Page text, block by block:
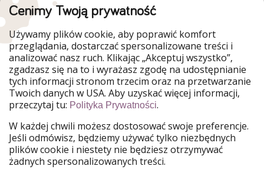
WakacyjniPiraci są częścią Grupy HolidayPirates
Nasze rynki
PiratinViaggio
HolidayPirates
VakantiePiraten
VoyagesPirates
Ferienpiraten
Urlaubspiraten
Urlaubspiraten
ViajerosPiratas
TravelPirates
Nasza grupa
HolidayPirates Group
Poznaj nas! Informacje prawne
Cenimy Twoją prywatność
Używamy plików cookie, aby poprawić komfort
przeglądania, dostarczać spersonalizowane treści i
analizować nasz ruch. Klikając „Akceptuj wszystko”,
zgadzasz się na to i wyrażasz zgodę na udostępnianie
tych informacji stronom trzecim oraz na przetwarzanie
Twoich danych w USA. Aby uzyskać więcej informacji,
przeczytaj tu: Polityka Prywatności.
W każdej chwili możesz dostosować swoje preferencje.
Jeśli odmówisz, będziemy używać tylko niezbędnych
plików cookie i niestety nie będziesz otrzymywać
żadnych spersonalizowanych treści.